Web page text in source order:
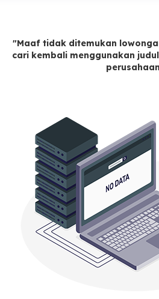
"Maaf tidak ditemukan
cari kembali menggunakan